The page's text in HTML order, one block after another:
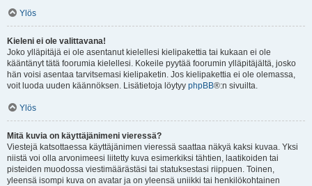
Ylös
Kieleni ei ole valittavana!
Joko ylläpitäjä ei ole asentanut kielellesi kielipakettia tai kukaan ei ole
kääntänyt tätä foorumia kielellesi. Kokeile pyytää foorumin ylläpitäjältä, josko
hän voisi asentaa tarvitsemasi kielipaketin. Jos kielipakettia ei ole olemassa,
voit luoda uuden käännöksen. Lisätietoja löytyy phpBB®:n sivuilta.
Ylös
Mitä kuvia on käyttäjänimeni vieressä?
Viestejä katsottaessa käyttäjänimen vieressä saattaa näkyä kaksi kuvaa. Yksi
niistä voi olla arvonimeesi liitetty kuva esimerkiksi tähtien, laatikoiden tai
pisteiden muodossa viestimäärästäsi tai statuksestasi riippuen. Toinen,
yleensä isompi kuva on avatar ja on yleensä uniikki tai henkilökohtainen